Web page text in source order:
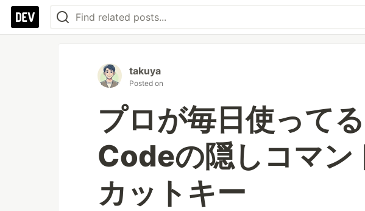
takuya
Posted on
プロが毎日使って
Codeの隠しコマン
カットキー